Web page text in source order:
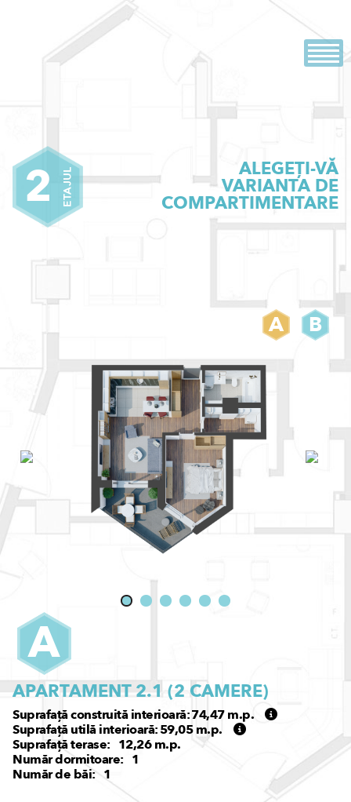
Dezvoltator imobiliar
ALEGEȚI-VĂ
VARIANTA DE
COMPARTIMENTARE
2 ETAJUL
A B
A
APARTAMENT 2.1 (2 CAMERE)
Suprafață construită interioară:74,47m.p.
Suprafață utilă interioară:59,05m.p.
Suprafață terase: 12,26m.p.
Număr dormitoare: 1
Număr de băi: 1